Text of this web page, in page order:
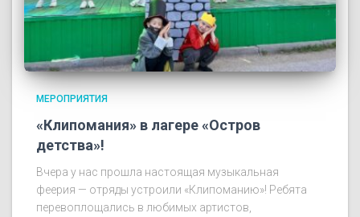
МЕРОПРИЯТИЯ
«Клипомания» в лагере «Остров
детства»!
Вчера у нас прошла настоящая музыкальная
феерия — отряды устроили «Клипоманию»! Ребята
перевоплощались в любимых артистов,